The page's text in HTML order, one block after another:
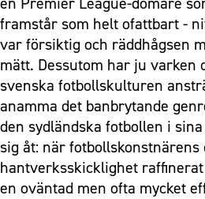
framstår som helt ofattbart -
var försiktig och räddhågsen
mätt. Dessutom har ju varken
svenska fotbollskulturen
anamma det banbrytande
den sydländska fotbollen i
sig åt: när fotbollskonstnärens
hantverksskicklighet
en oväntad men ofta mycket